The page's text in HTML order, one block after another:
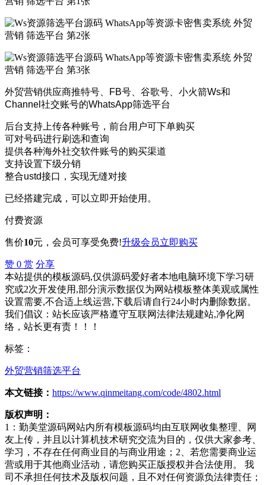
外贸营销供应商推特号、FB号、谷歌号、小火箭Ws和
Channel社交账号的WhatsApp筛选平台
后台支持上传各种账号，前台用户可下单购买
可对号码进行刷选和查询
提供各种海外社交软件账号的购买渠道
支持设置下级分销
整合ustd接口，实现无缝对接
已经搭建完成，可以立即开始使用。
付费资源
售价10元 ，会员可享受免费!升级会员立即购买
赞 0 赏 分享
本站提供的模板源码,仅供源码爱好者本地电脑环境下学习研
究或2次开发使用,部分演示数据仅为网站模板整体美观或属性
设置需要,不合适上线运营,下载后请自行24小时内删除数据。
我们倡议：站长应该严格遵守互联网法律法规建站,净化网
络，站长更有责！！！
标签：
外贸营销筛选平台
本文链接： https://www.qinmeitang.com/code/4802.html
版权声明：
1：勤美堂源码网站内所有模板源码均由互联网收集整理、网
友上传，并且以计算机技术研究交流为目的，仅供大家参考、
学习，不存在任何商业目的与商业用途；2、若您需要商业运
营或用于其他商业活动，请您购买正版授权并合法使用。 我
司不承担任何技术及版权问题，且不对任何资源负法律责任；